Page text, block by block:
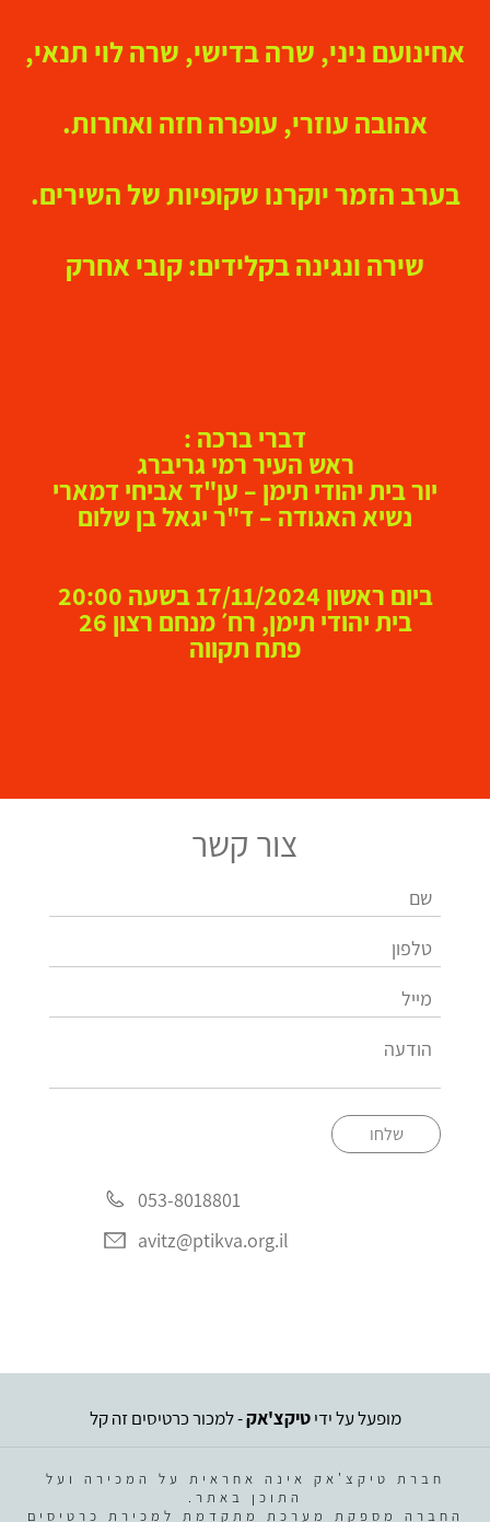
אחינועם ניני, שרה בדישי, שרה לוי תנאי,
אהובה עוזרי, עופרה חזה ואחרות.
בערב הזמר יוקרנו שקופיות של השירים.
שירה ונגינה בקלידים: קובי אחרק
דברי ברכה :
ראש העיר רמי גריברג
יור בית יהודי תימן – ען"ד אביחי דמארי
נשיא האגודה – ד"ר יגאל בן שלום
ביום ראשון 17/11/2024 בשעה 20:00
בית יהודי תימן, רח׳ מנחם רצון 26
פתח תקווה
צור קשר
שלחו
053-8018801
avitz@ptikva.org.il
מופעל על ידיטיקצ'אק- למכור כרטיסים זה קל
חברת טיקצ'אק אינה אחראית על המכירה ועל
התוכן באתר.
החברה מספקת מערכת מתקדמת למכירת כרטיסים